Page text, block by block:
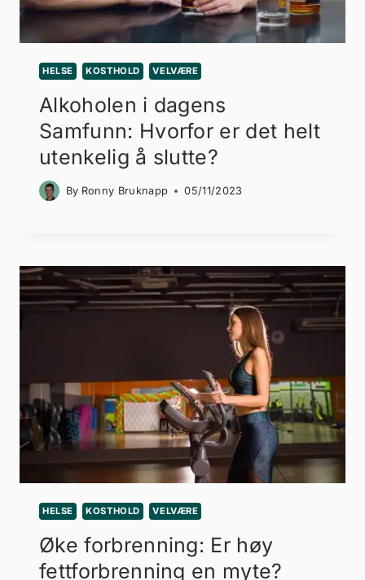
HELSE KOSTHOLD VELVÆRE
Alkoholen i dagens
Samfunn: Hvorfor er det helt
utenkelig å slutte?
By Ronny Bruknapp 05/11/2023
HELSE KOSTHOLD VELVÆRE
Øke forbrenning: Er høy
fettforbrenning en myte?